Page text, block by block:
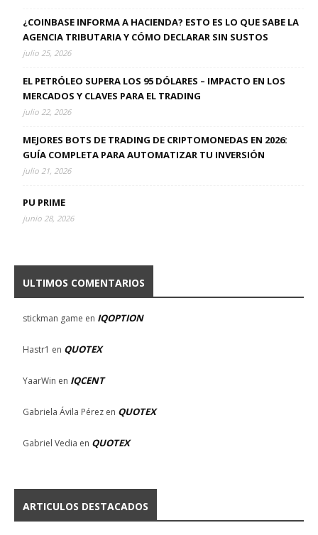
¿COINBASE INFORMA A HACIENDA? ESTO ES LO QUE SABE LA
AGENCIA TRIBUTARIA Y CÓMO DECLARAR SIN SUSTOS
julio 25, 2026
EL PETRÓLEO SUPERA LOS 95 DÓLARES – IMPACTO EN LOS
MERCADOS Y CLAVES PARA EL TRADING
julio 22, 2026
MEJORES BOTS DE TRADING DE CRIPTOMONEDAS EN 2026:
GUÍA COMPLETA PARA AUTOMATIZAR TU INVERSIÓN
julio 21, 2026
PU PRIME
junio 28, 2026
ULTIMOS COMENTARIOS
stickman game en IQOPTION
Hastr1 en QUOTEX
YaarWin en IQCENT
Gabriela Ávila Pérez en QUOTEX
Gabriel Vedia en QUOTEX
ARTICULOS DESTACADOS